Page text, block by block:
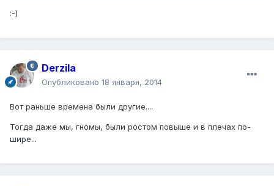
:-)
Derzila
Опубликовано 18 января, 2014
Вот раньше времена были другие....
Тогда даже мы, гномы, были ростом повыше и в плечах по-
шире...